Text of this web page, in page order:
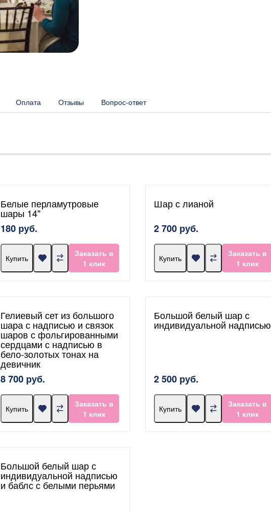
Оплата Отзывы Вопрос-ответ
Белые перламутровые
шары 14"
180 руб.
Купить
Заказать в
1 клик
Шар с лианой
2 700 руб.
Купить
Заказать в
1 клик
Гелиевый сет из большого
шара с надписью и связок
шаров с фольгированными
сердцами с надписью в
бело-золотых тонах на
девичник
8 700 руб.
Купить
Заказать в
1 клик
Большой белый шар с
индивидуальной надписью
2 500 руб.
Купить
Заказать в
1 клик
Большой белый шар с
индивидуальной надписью
и баблс с белыми перьями